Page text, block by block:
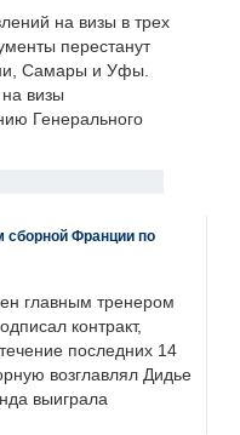
на визы в трех
перестанут
Самары и Уфы.
визы
Генерального
сборной Франции по
главным тренером
контракт,
последних 14
возглавлял Дидье
выиграла